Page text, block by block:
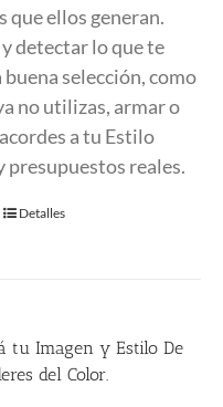
que ellos generan.
detectar lo que te
selección, como
no utilizas, armar o
a tu Estilo
presupuestos reales.
Detalles
tu Imagen y Estilo De
del Color.